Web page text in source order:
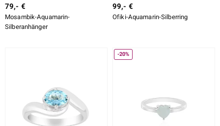
79,- €
Mosambik-Aquamarin-
Silberanhänger
99,- €
Ofiki-Aquamarin-Silberring
-20%